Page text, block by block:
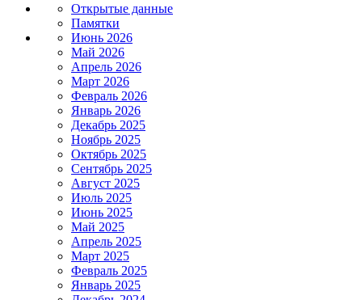
Открытые данные
Памятки
Июнь 2026
Май 2026
Апрель 2026
Март 2026
Февраль 2026
Январь 2026
Декабрь 2025
Ноябрь 2025
Октябрь 2025
Сентябрь 2025
Август 2025
Июль 2025
Июнь 2025
Май 2025
Апрель 2025
Март 2025
Февраль 2025
Январь 2025